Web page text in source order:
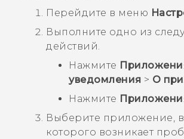
Перейдите в меню
Выполните одно из
действий.
Нажмите
уведомления > О
Нажмите
Выберите приложение, в
которого возникает